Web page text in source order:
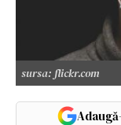
sursa: flickr.com